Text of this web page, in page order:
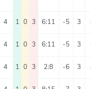
4 1 0 3 6:11 -5 3
4 1 0 3 6:11 -5 3
4 1 0 3 2:8 -6 3